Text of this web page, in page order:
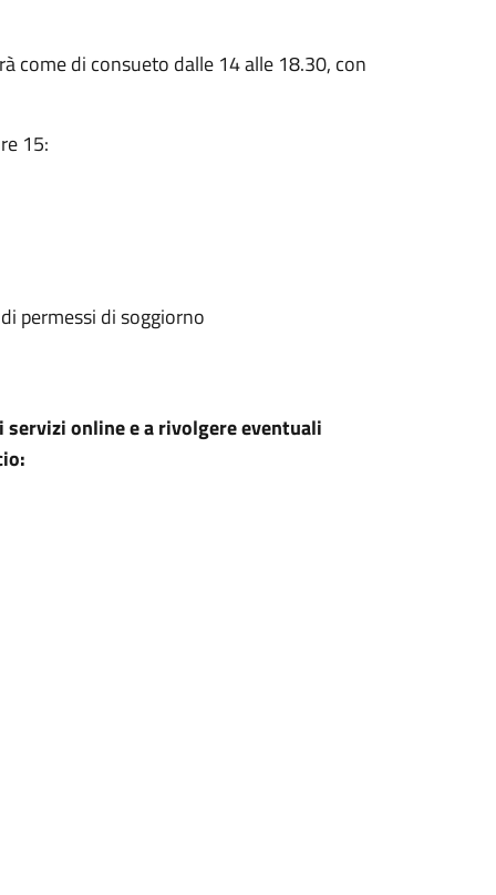
come di consueto dalle 14 alle 18.30, con
15:
permessi di soggiorno
online e a rivolgere eventuali